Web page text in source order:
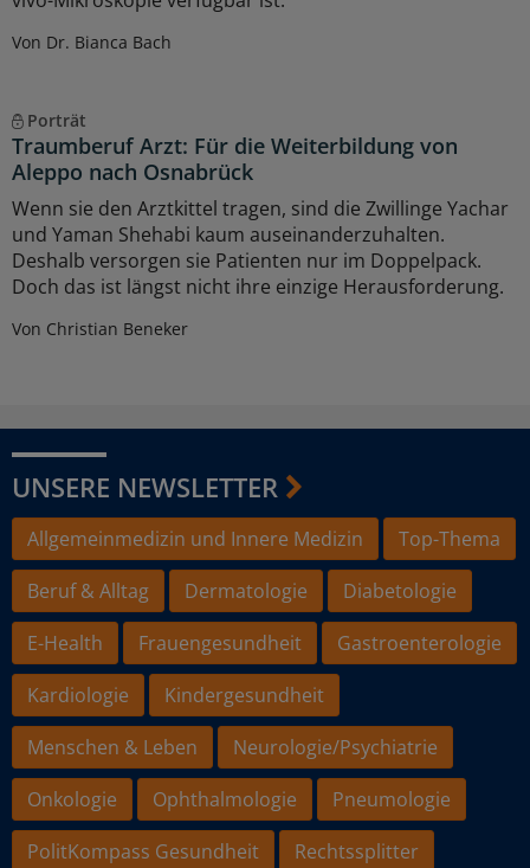
Von Dr. Bianca Bach
Porträt
Traumberuf Arzt: Für die Weiterbildung von
Aleppo nach Osnabrück
Wenn sie den Arztkittel tragen, sind die Zwillinge Yachar
und Yaman Shehabi kaum auseinanderzuhalten.
Deshalb versorgen sie Patienten nur im Doppelpack.
Doch das ist längst nicht ihre einzige Herausforderung.
Von Christian Beneker
UNSERE NEWSLETTER
Allgemeinmedizin und Innere Medizin
Top-Thema
Beruf & Alltag
Dermatologie
Diabetologie
E-Health
Frauengesundheit
Gastroenterologie
Kardiologie
Kindergesundheit
Menschen & Leben
Neurologie/Psychiatrie
Onkologie
Ophthalmologie
Pneumologie
PolitKompass Gesundheit
Rechtssplitter